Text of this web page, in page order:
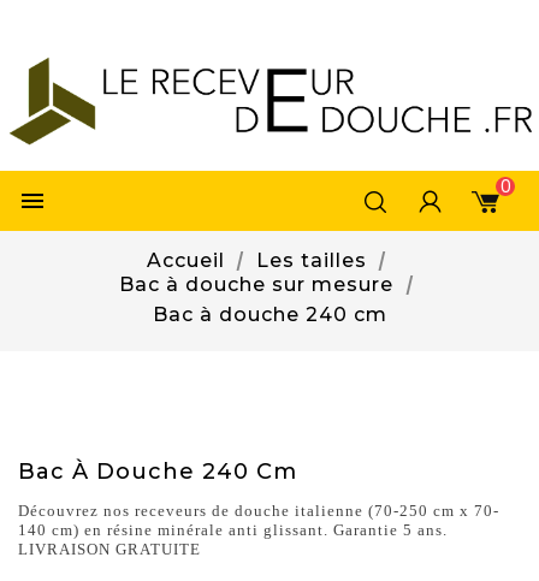
 0
Accueil
Les tailles
Bac à douche sur mesure
Bac à douche 240 cm
Bac À Douche 240 Cm
Découvrez nos receveurs de douche italienne (70-250 cm x 70-
140 cm) en résine minérale anti glissant. Garantie 5 ans.
LIVRAISON GRATUITE